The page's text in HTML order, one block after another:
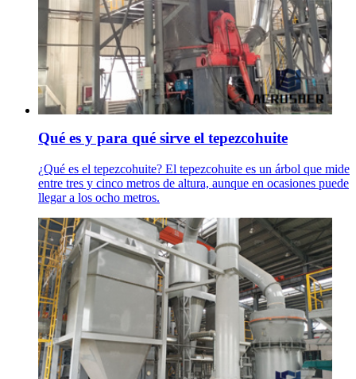
Qué es y para qué sirve el tepezcohuite
¿Qué es el tepezcohuite? El tepezcohuite es un árbol que mide
entre tres y cinco metros de altura, aunque en ocasiones puede
llegar a los ocho metros.